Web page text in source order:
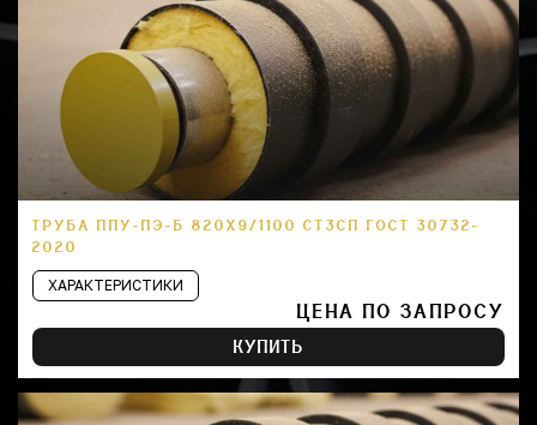
ТРУБА ППУ-ПЭ-Б 820Х9/1100 СТ3СП ГОСТ 30732-
2020
ХАРАКТЕРИСТИКИ
ЦЕНА ПО ЗАПРОСУ
КУПИТЬ